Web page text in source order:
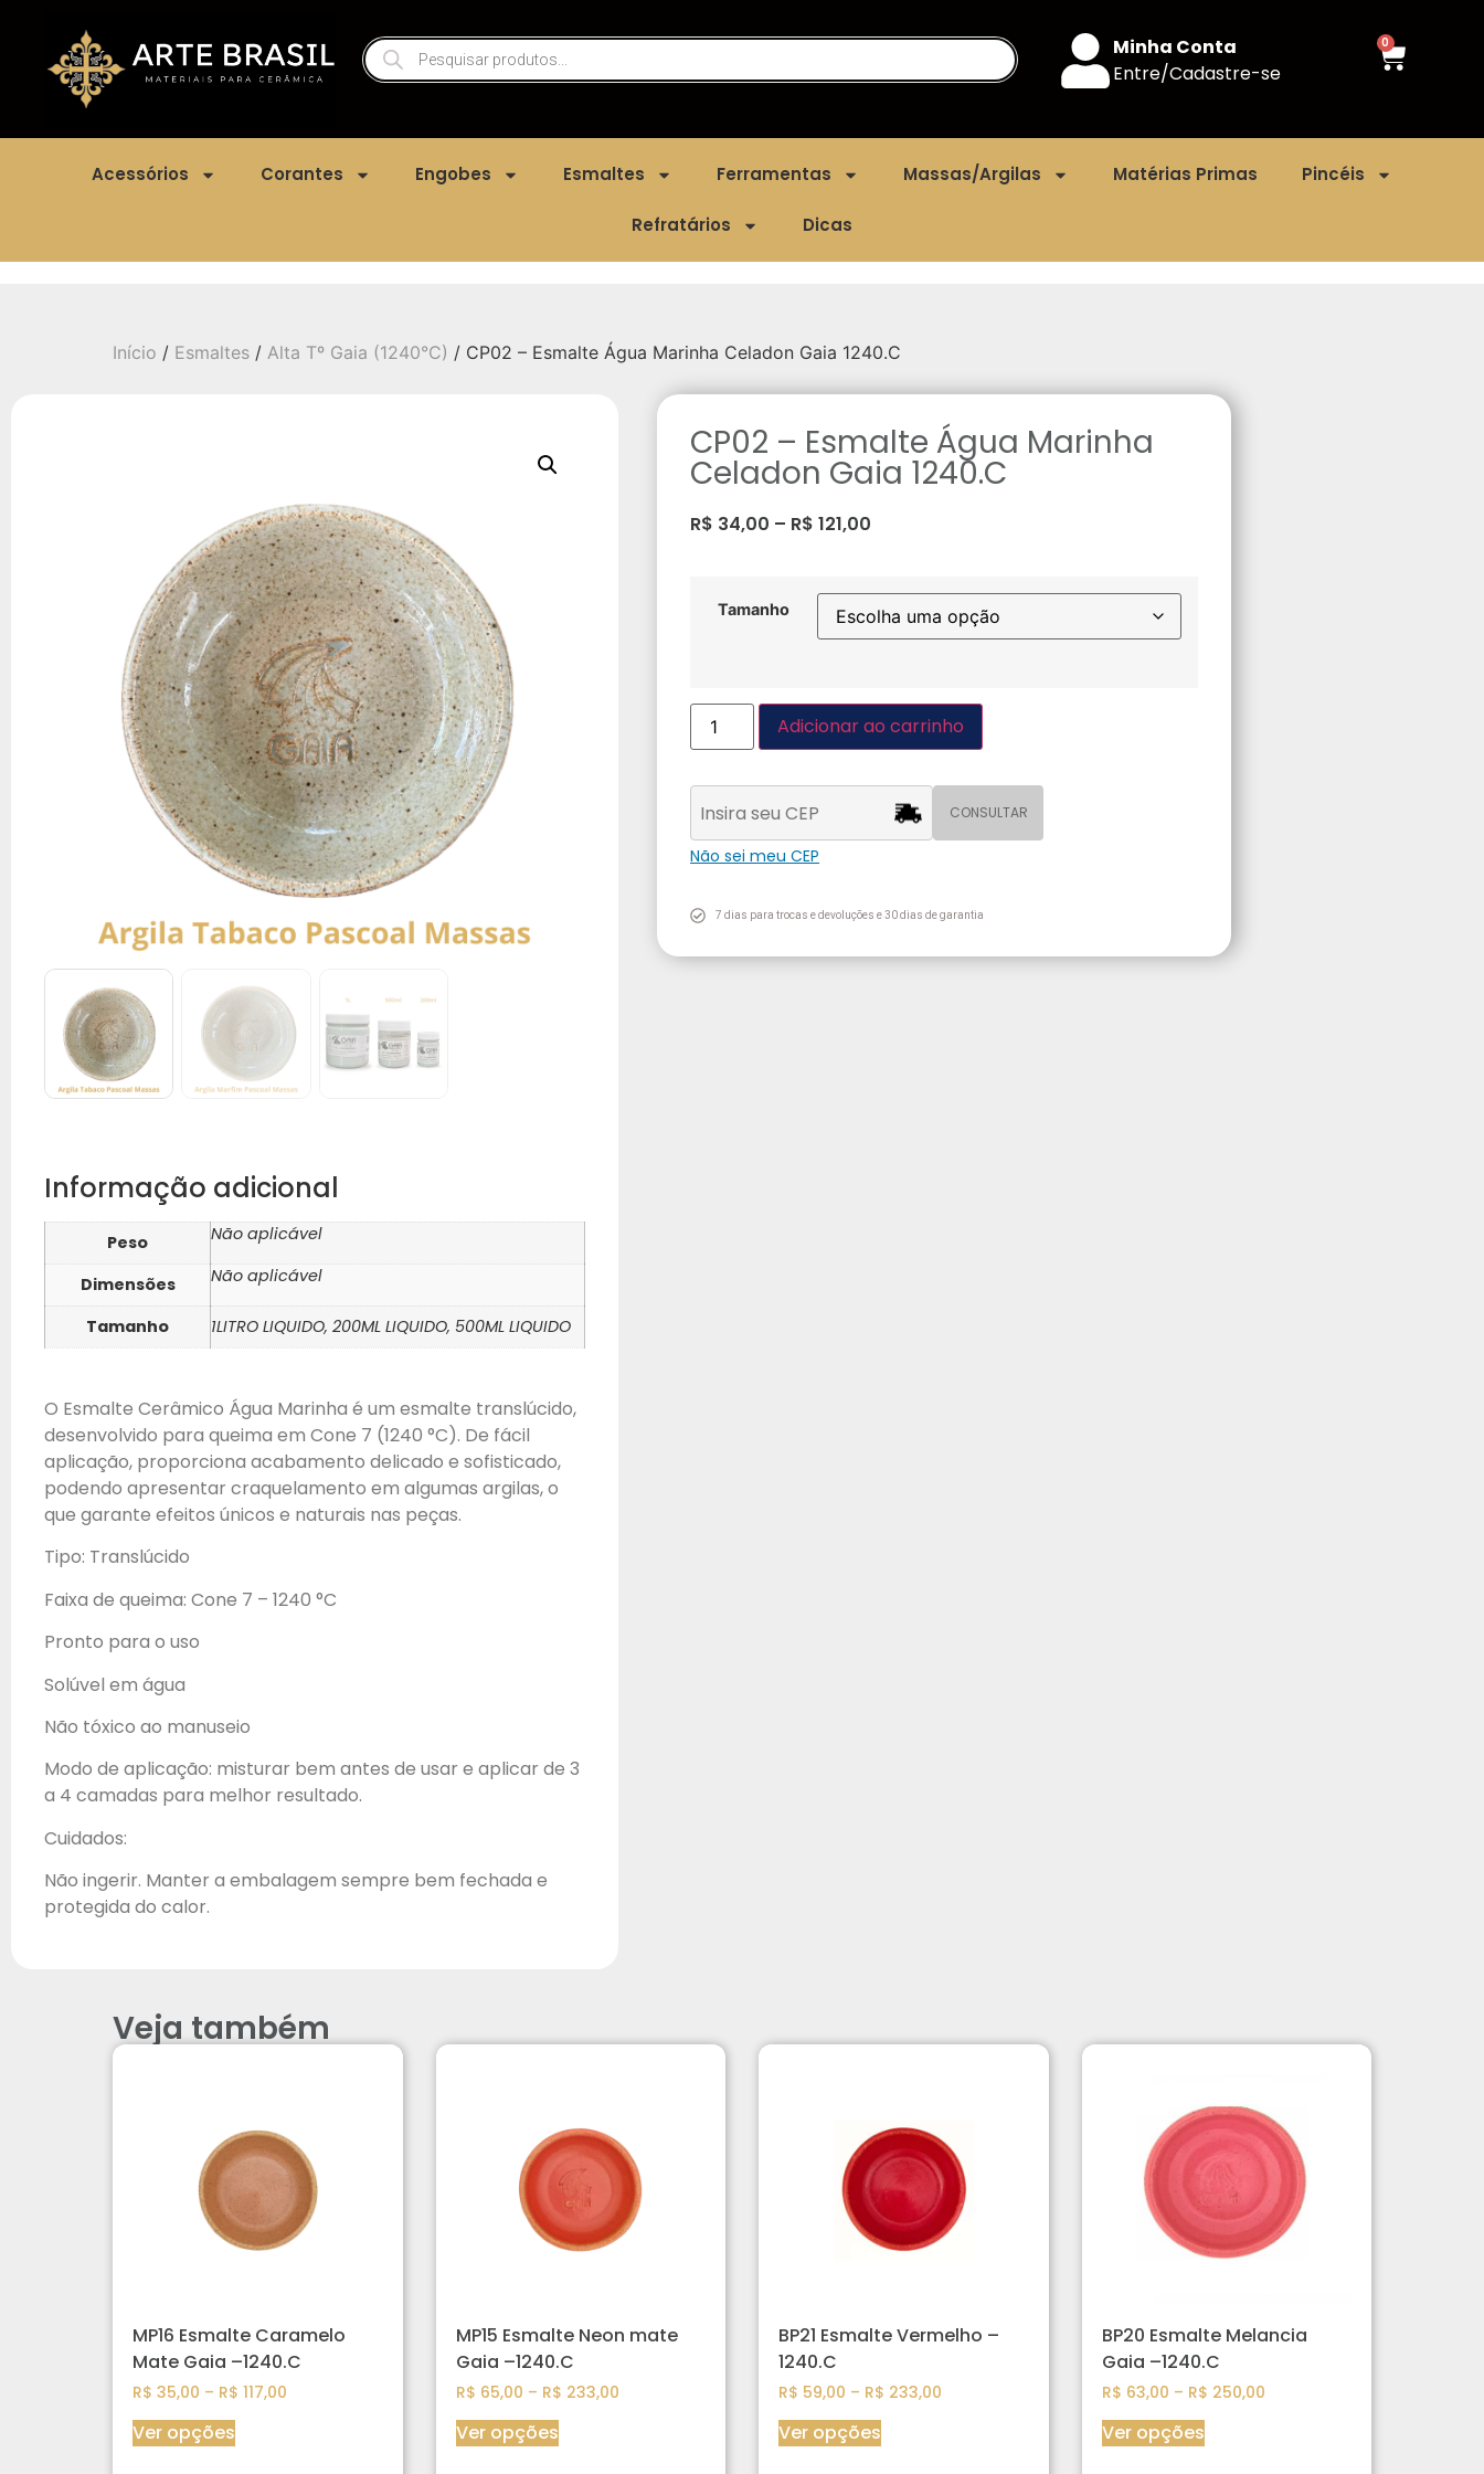
Minha Conta
Entre/Cadastre-se
0
Acessórios Corantes Engobes Esmaltes Ferramentas Massas/Argilas Matérias Primas Pincéis
Refratários Dicas
Início / Esmaltes / Alta Tº Gaia (1240°C) / CP02 – Esmalte Água Marinha Celadon Gaia 1240.C
Informação adicional
Peso Não aplicável
Dimensões Não aplicável
Tamanho 1LITRO LIQUIDO, 200ML LIQUIDO, 500ML LIQUIDO
O Esmalte Cerâmico Água Marinha é um esmalte translúcido,
desenvolvido para queima em Cone 7 (1240 °C). De fácil
aplicação, proporciona acabamento delicado e sofisticado,
podendo apresentar craquelamento em algumas argilas, o
que garante efeitos únicos e naturais nas peças.
Tipo: Translúcido
Faixa de queima: Cone 7 – 1240 °C
Pronto para o uso
Solúvel em água
Não tóxico ao manuseio
Modo de aplicação: misturar bem antes de usar e aplicar de 3
a 4 camadas para melhor resultado.
Cuidados:
Não ingerir. Manter a embalagem sempre bem fechada e
protegida do calor.
CP02 – Esmalte Água Marinha
Celadon Gaia 1240.C
R$ 34,00 – R$ 121,00
Tamanho
Adicionar ao carrinho
CONSULTAR
Não sei meu CEP
7 dias para trocas e devoluções e 30 dias de garantia
Veja também
MP16 Esmalte Caramelo
Mate Gaia –1240.C
R$ 35,00 – R$ 117,00
Ver opções
MP15 Esmalte Neon mate
Gaia –1240.C
R$ 65,00 – R$ 233,00
Ver opções
BP21 Esmalte Vermelho –
1240.C
R$ 59,00 – R$ 233,00
Ver opções
BP20 Esmalte Melancia
Gaia –1240.C
R$ 63,00 – R$ 250,00
Ver opções